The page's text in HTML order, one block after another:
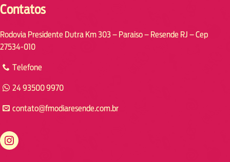
Contatos
Rodovia Presidente Dutra Km 303 – Paraiso – Resende RJ – Cep
27534-010
Telefone
24 93500 9970
contato@fmodiaresende.com.br
https://www.instagram.com/fmodiaresende